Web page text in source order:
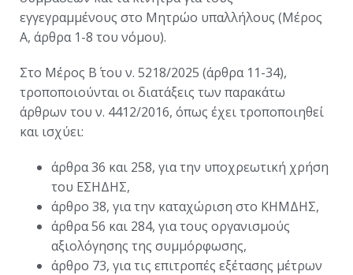
εγγεγραμμένους στο Μητρώο υπαλλήλους (Μέρος
Α, άρθρα 1-8 του νόμου).
Στο Μέρος Β΄ του ν. 5218/2025 (άρθρα 11-34),
τροποποιούνται οι διατάξεις των παρακάτω
άρθρων του ν. 4412/2016, όπως έχει τροποποιηθεί
και ισχύει:
άρθρα 36 και 258, για την υποχρεωτική χρήση
του ΕΣΗΔΗΣ,
άρθρο 38, για την καταχώριση στο ΚΗΜΔΗΣ,
άρθρα 56 και 284, για τους οργανισμούς
αξιολόγησης της συμμόρφωσης,
άρθρο 73, για τις επιτροπές εξέτασης μέτρων